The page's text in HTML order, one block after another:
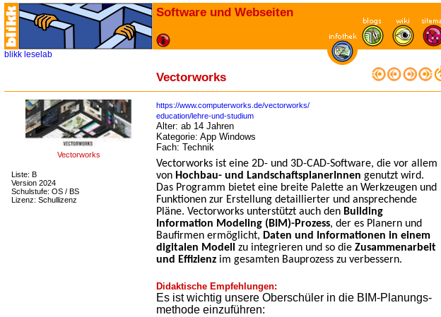
Software und Webseiten
blikk leselab
Vectorworks
Vectorworks
Liste: B
Version 2024
Schulstufe: OS / BS
Lizenz: Schullizenz
https://www.computerworks.de/vectorworks/
education/lehre-und-studium
Alter: ab 14 Jahren
Kategorie: App Windows
Fach: Technik
Vectorworks ist eine 2D- und 3D-CAD-Software, die vor allem
von Hochbau- und LandschaftsplanerInnen genutzt wird.
Das Programm bietet eine breite Palette an Werkzeugen und
Funktionen zur Erstellung detaillierter und ansprechende
Pläne. Vectorworks unterstützt auch den Building
Information Modeling (BIM)-Prozess, der es Planern und
Baufirmen ermöglicht, Daten und Informationen in einem
digitalen Modell
zu integrieren und so die Zusammenarbeit
und Effizienz im gesamten Bauprozess zu verbessern.
Didaktische Empfehlungen:
Es ist wichtig unsere Oberschüler in die BIM-Planungs-
methode einzuführen: